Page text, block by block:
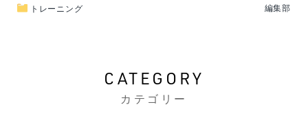
トレーニング 編集部
CATEGORY
カテゴリー